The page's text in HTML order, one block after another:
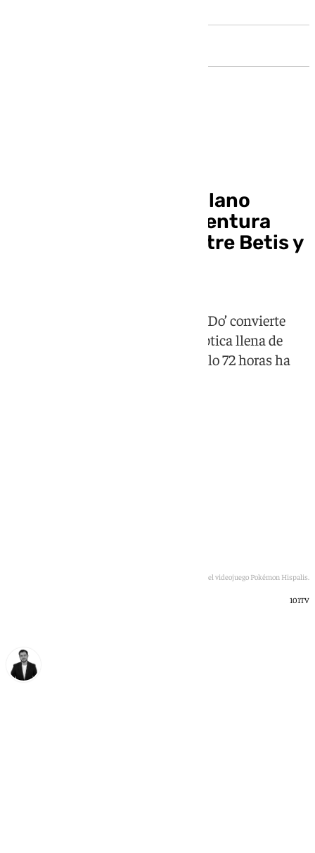
El Pokémon más sevillano
arrasa en redes: la aventura
empieza eligiendo entre Betis y
‘Pokémon Hispalis. Proyecto No&Do’ convierte
Sevilla en una ciudad posapocalíptica llena de
humor y referencias locales. En solo 72 horas ha
Imagen del videojuego Pokémon Hispalis.
101TV